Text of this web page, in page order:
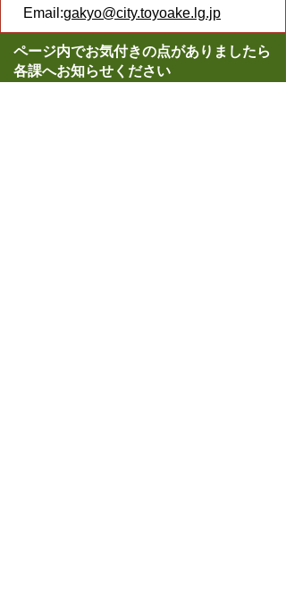
Email:gakyo@city.toyoake.lg.jp
ページ内でお気付きの点がありましたら
各課へお知らせください